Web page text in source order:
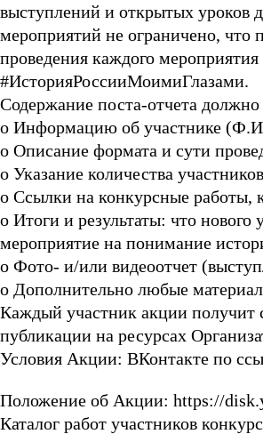
выступлений и открытых уроков
мероприятий не ограничено, что
проведения каждого
#ИсторияРоссииМоимиГлазами.
Содержание поста-отчета должно
o Информацию об участнике
o Описание формата и сути
o Указание количества
o Ссылки на конкурсные работы,
o Итоги и результаты: что
мероприятие на понимание
o Фото- и/или видеоотчет
o Дополнительно любые
Каждый участник акции получит
публикации на ресурсах
Условия Акции: ВКонтакте по
Положение об Акции: https://
Каталог работ участников